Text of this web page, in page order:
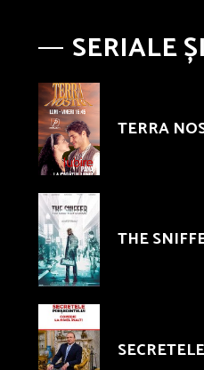
SERIALE
TERRA
THE